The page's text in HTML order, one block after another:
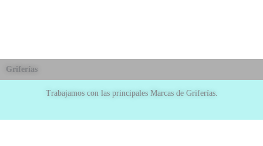
Griferías
Trabajamos con las principales Marcas de Griferías.